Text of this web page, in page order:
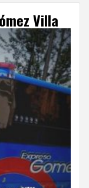
Villa